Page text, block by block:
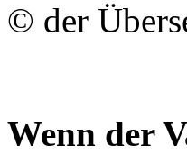
© der
Wenn der